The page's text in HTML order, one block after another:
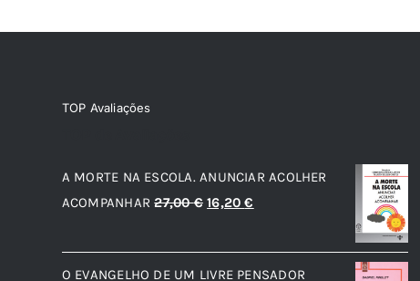
TOP Avaliações
A MORTE NA ESCOLA. ANUNCIAR ACOLHER
ACOMPANHAR 27,00€ O
original
16,20€
atual
O EVANGELHO DE UM LIVRE PENSADOR